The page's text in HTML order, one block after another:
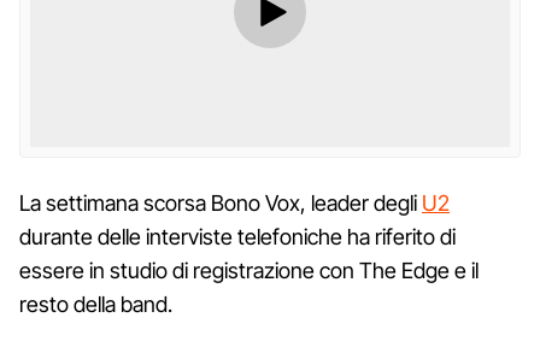
La settimana scorsa Bono Vox, leader degli U2
durante delle interviste telefoniche ha riferito di
essere in studio di registrazione con The Edge e il
resto della band.